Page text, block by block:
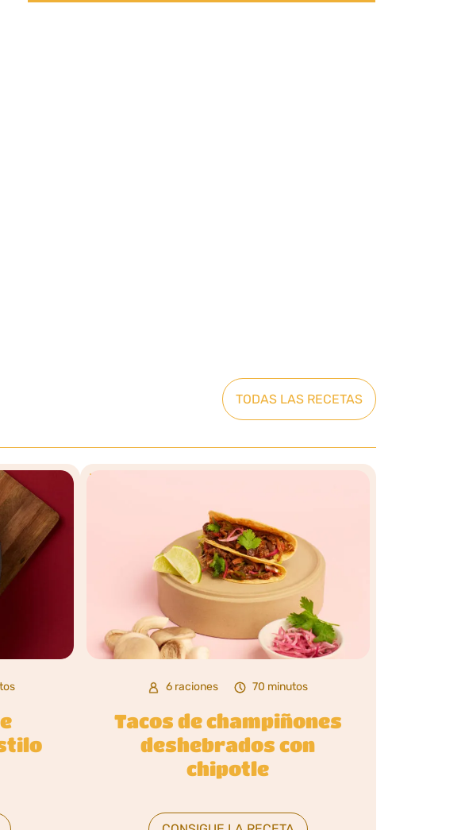
TODAS LAS RECETAS
6 raciones 70 minutos
Tacos de champiñones
deshebrados con
chipotle